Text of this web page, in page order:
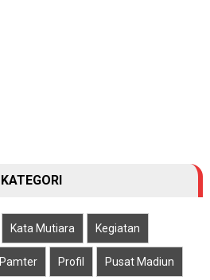
KATEGORI
Kata Mutiara Kegiatan
Pamter Profil Pusat Madiun